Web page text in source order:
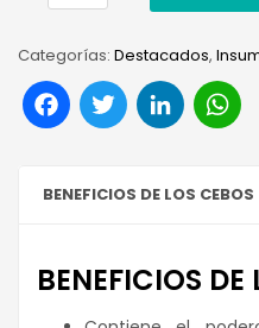
Categorías: Destacados,
Facebook
Twitter
BENEFICIOS DE LOS CEBOS
BENEFICIOS DE